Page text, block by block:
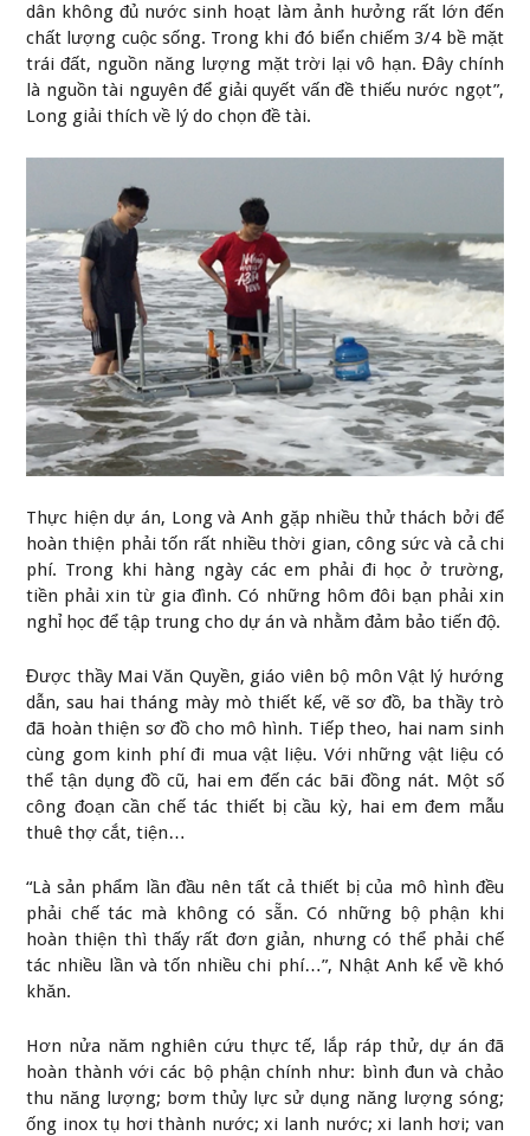
dân không đủ nước sinh hoạt làm ảnh hưởng rất lớn đến
chất lượng cuộc sống. Trong khi đó biển chiếm 3/4 bề mặt
trái đất, nguồn năng lượng mặt trời lại vô hạn. Đây chính
là nguồn tài nguyên để giải quyết vấn đề thiếu nước ngọt”,
Long giải thích về lý do chọn đề tài.
Thực hiện dự án, Long và Anh gặp nhiều thử thách bởi để
hoàn thiện phải tốn rất nhiều thời gian, công sức và cả chi
phí. Trong khi hàng ngày các em phải đi học ở trường,
tiền phải xin từ gia đình. Có những hôm đôi bạn phải xin
nghỉ học để tập trung cho dự án và nhằm đảm bảo tiến độ.
Được thầy Mai Văn Quyền, giáo viên bộ môn Vật lý hướng
dẫn, sau hai tháng mày mò thiết kế, vẽ sơ đồ, ba thầy trò
đã hoàn thiện sơ đồ cho mô hình. Tiếp theo, hai nam sinh
cùng gom kinh phí đi mua vật liệu. Với những vật liệu có
thể tận dụng đồ cũ, hai em đến các bãi đồng nát. Một số
công đoạn cần chế tác thiết bị cầu kỳ, hai em đem mẫu
thuê thợ cắt, tiện…
“Là sản phẩm lần đầu nên tất cả thiết bị của mô hình đều
phải chế tác mà không có sẵn. Có những bộ phận khi
hoàn thiện thì thấy rất đơn giản, nhưng có thể phải chế
tác nhiều lần và tốn nhiều chi phí…”, Nhật Anh kể về khó
khăn.
Hơn nửa năm nghiên cứu thực tế, lắp ráp thử, dự án đã
hoàn thành với các bộ phận chính như: bình đun và chảo
thu năng lượng; bơm thủy lực sử dụng năng lượng sóng;
ống inox tụ hơi thành nước; xi lanh nước; xi lanh hơi; van